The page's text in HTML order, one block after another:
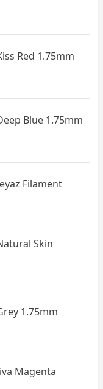
Red 1.75mm
Blue 1.75mm
Filament
Skin
1.75mm
Magenta